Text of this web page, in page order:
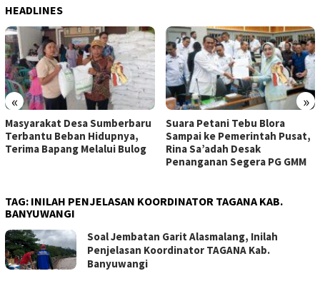
HEADLINES
« »
Masyarakat Desa Sumberbaru
Terbantu Beban Hidupnya,
Terima Bapang Melalui Bulog
Suara Petani Tebu Blora
Sampai ke Pemerintah Pusat,
Rina Sa’adah Desak
Penanganan Segera PG GMM
TAG: INILAH PENJELASAN KOORDINATOR TAGANA KAB.
BANYUWANGI
Soal Jembatan Garit Alasmalang, Inilah
Penjelasan Koordinator TAGANA Kab.
Banyuwangi